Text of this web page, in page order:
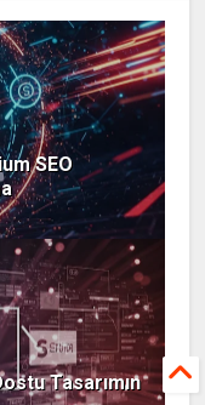
SEO
Tasarımın